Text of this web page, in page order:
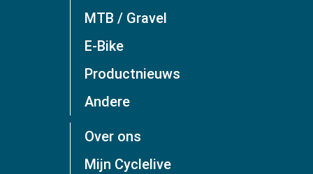
MTB / Gravel
E-Bike
Productnieuws
Andere
Over ons
Mijn Cyclelive